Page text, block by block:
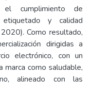
cumplimiento de
etiquetado y calidad
Como resultado,
dirigidas a
electrónico, con un
como saludable,
alineado con las